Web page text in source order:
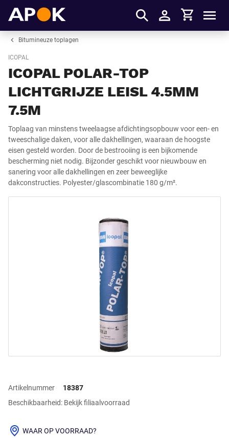
Inloggen
Winkelmandje
Bitumineuze toplagen
ICOPAL
ICOPAL POLAR-TOP
LICHTGRIJZE LEISL 4.5MM
7.5M
Toplaag van minstens tweelaagse afdichtingsopbouw voor een- en
tweeschalige daken, voor alle dakhellingen, waaraan de hoogste
eisen gesteld worden. Door de bestrooiing is een bijkomende
bescherming niet nodig. Bijzonder geschikt voor nieuwbouw en
sanering voor alle dakhellingen en zeer beweeglijke
dakconstructies. Polyester/glascombinatie 180 g/m².
Artikelnummer
18387
Beschikbaarheid: Bekijk filiaalvoorraad
WAAR OP VOORRAAD?